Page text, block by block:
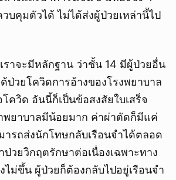
บคุมตัวได้ ไม่ได้ส่งผู้ป่วยเหล่านี้ไป
ราจะมีหลักฐาน ว่าชั้น 14 มีผู้ป่วยอื่น
ป่วยโควิดการอ้างของโรงพยาบาล
โควิด อันนี้ก็เป็นข้อสงสัยใบเสร็จ
พยาบาลมีน้อยมาก ค่าผ่าตัดก็มีแค่
ารถส่งนักโทษกลับเรือนจำได้ตลอด
ป่วยวิกฤตรักษาต่อเนื่องเฉพาะทาง
ไม่ขึ้น ผู้ป่วยก็ต้องกลับไปอยู่เรือนจำ